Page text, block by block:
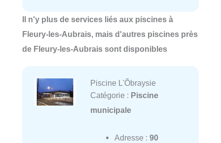
Il n'y plus de services liés aux piscines à
Fleury-les-Aubrais, mais d'autres piscines près
de Fleury-les-Aubrais sont disponibles
Piscine L'Õbraysie
Catégorie : Piscine
municipale
Adresse : 90